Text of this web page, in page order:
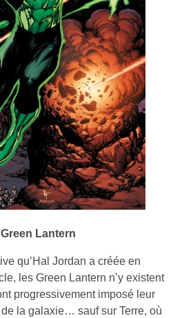
Lantern
qu’Hal Jordan a créée en
les Green Lantern n’y existent
progressivement imposé leur
de la galaxie… sauf sur Terre, où